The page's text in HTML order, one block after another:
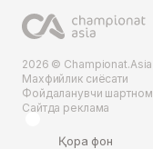
2026 © Championat.Asia
Махфийлик сиёсати
Фойдаланувчи
Сайтда реклама
Қора фон